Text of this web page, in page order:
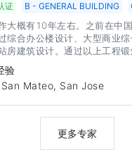
证 B - GENERAL BUILDING
大概有10年左右。之前在中
综合办公楼设计、大型商业
房建筑设计。通过以上工程
同性质的建筑具有非常敏锐的
造和变化也具备一定的实力。
通过一定的经验积累，对于
验
Mateo, San Jose
更多专家